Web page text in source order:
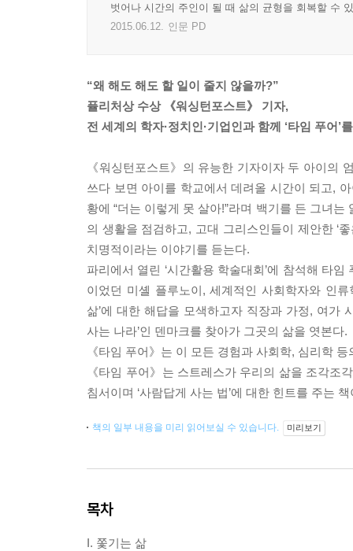
벗어나 시간의 주인이 될 때 삶의 균형을 회복할 수
2015.06.12. 인문 PD
“왜 해도 해도 할 일이 줄지 않을까?”
퓰리처상 수상 《워싱턴포스트》 기자,
전 세계의 학자·정치인·기업인과 함께 ‘타임 푸어’
《워싱턴포스트》의 유능한 기자이자 두 아이의
쓰다 보면 아이를 학교에서 데려올 시간이 되고,
황에 “더는 이렇게 못 살아!”라며 백기를 든 그녀
의 생활을 점검하고, 고대 그리스인들이 제안한 ‘
치명적이라는 이야기를 듣는다.
파리에서 열린 ‘시간활용 학술대회’에 참석해 타
이었던 미셸 플루노이, 세계적인 사회학자와 인류
삶’에 대한 해답을 모색하고자 직장과 가정, 여가
사는 나라’인 덴마크를 찾아가 그곳의 삶을 엿본다.
《타임 푸어》는 이 모든 경험과 사회학, 심리학
《타임 푸어》는 스트레스가 우리의 삶을 조각
침서이며 ‘사람답게 사는 법’에 대한 힌트를 주는
책의 일부 내용을 미리 읽어보실 수 있습니다. 미리보기
목차
I. 쫓기는 삶